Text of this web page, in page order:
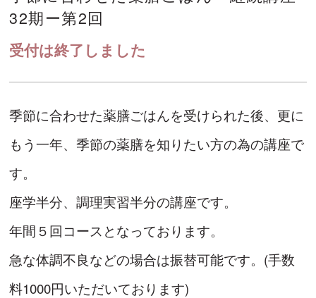
32期ー第2回
受付は終了しました
季節に合わせた薬膳ごはんを受けられた後、更に
もう一年、季節の薬膳を知りたい方の為の講座で
す。
座学半分、調理実習半分の講座です。
年間５回コースとなっております。
急な体調不良などの場合は振替可能です。(手数
料1000円いただいております)